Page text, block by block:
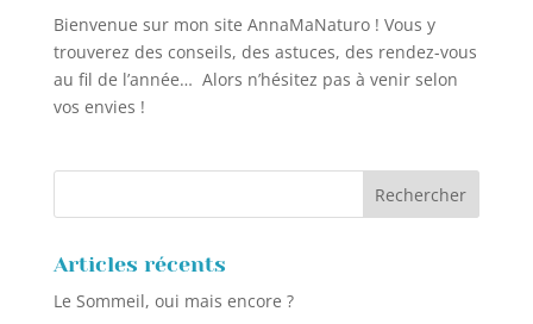
Bienvenue sur mon site AnnaMaNaturo ! Vous y
trouverez des conseils, des astuces, des rendez-vous
au fil de l’année… Alors n’hésitez pas à venir selon
vos envies !
Articles récents
Le Sommeil, oui mais encore ?